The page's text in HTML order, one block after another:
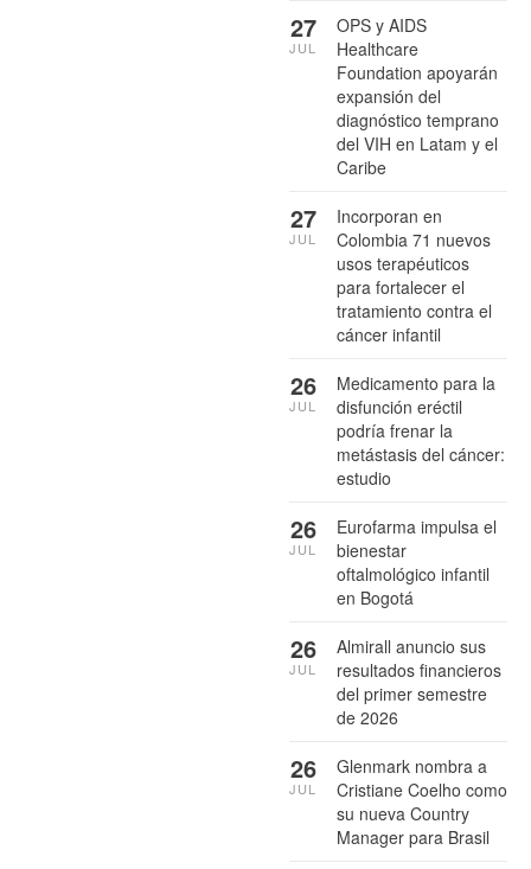
OPS y AIDS
Healthcare
Foundation apoyarán
expansión del
diagnóstico temprano
del VIH en Latam y el
Caribe
27
JUL
Incorporan en
Colombia 71 nuevos
usos terapéuticos
para fortalecer el
tratamiento contra el
cáncer infantil
27
JUL
Medicamento para la
disfunción eréctil
podría frenar la
metástasis del cáncer:
estudio
26
JUL
Eurofarma impulsa el
bienestar
oftalmológico infantil
en Bogotá
26
JUL
Almirall anuncio sus
resultados financieros
del primer semestre
de 2026
26
JUL
Glenmark nombra a
Cristiane Coelho como
su nueva Country
Manager para Brasil
26
JUL